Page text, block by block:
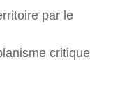
par le
critique